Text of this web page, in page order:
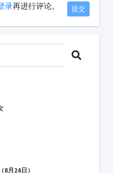
录再进行评论。 提交
月24日）